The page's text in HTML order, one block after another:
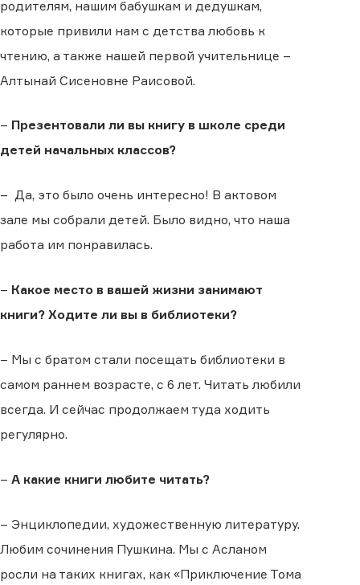
родителям, нашим бабушкам и дедушкам,
которые привили нам с детства любовь к
чтению, а также нашей первой учительнице –
Алтынай Сисеновне Раисовой.
– Презентовали ли вы книгу в школе среди
детей начальных классов?
– Да, это было очень интересно! В актовом
зале мы собрали детей. Было видно, что наша
работа им понравилась.
– Какое место в вашей жизни занимают
книги? Ходите ли вы в библиотеки?
– Мы с братом стали посещать библиотеки в
самом раннем возрасте, с 6 лет. Читать любили
всегда. И сейчас продолжаем туда ходить
регулярно.
– А какие книги любите читать?
– Энциклопедии, художественную литературу.
Любим сочинения Пушкина. Мы с Асланом
росли на таких книгах, как «Приключение Тома